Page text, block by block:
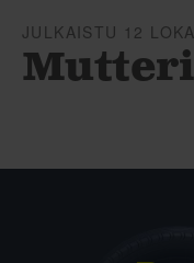
JULKAISTU 12